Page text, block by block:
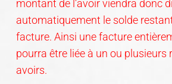
montant de l’avoir viendra donc
automatiquement le solde
facture. Ainsi une facture
pourra être liée à un ou plusieurs
avoirs.